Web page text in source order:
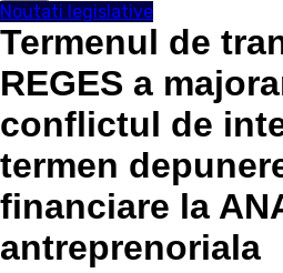
Noutati legislative
Termenul de
REGES a
conflictul de
termen
financiare la
antreprenoriala